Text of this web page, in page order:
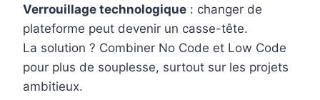
Verrouillage technologique : changer de
plateforme peut devenir un casse-tête.
La solution ? Combiner No Code et Low Code
pour plus de souplesse, surtout sur les projets
ambitieux.